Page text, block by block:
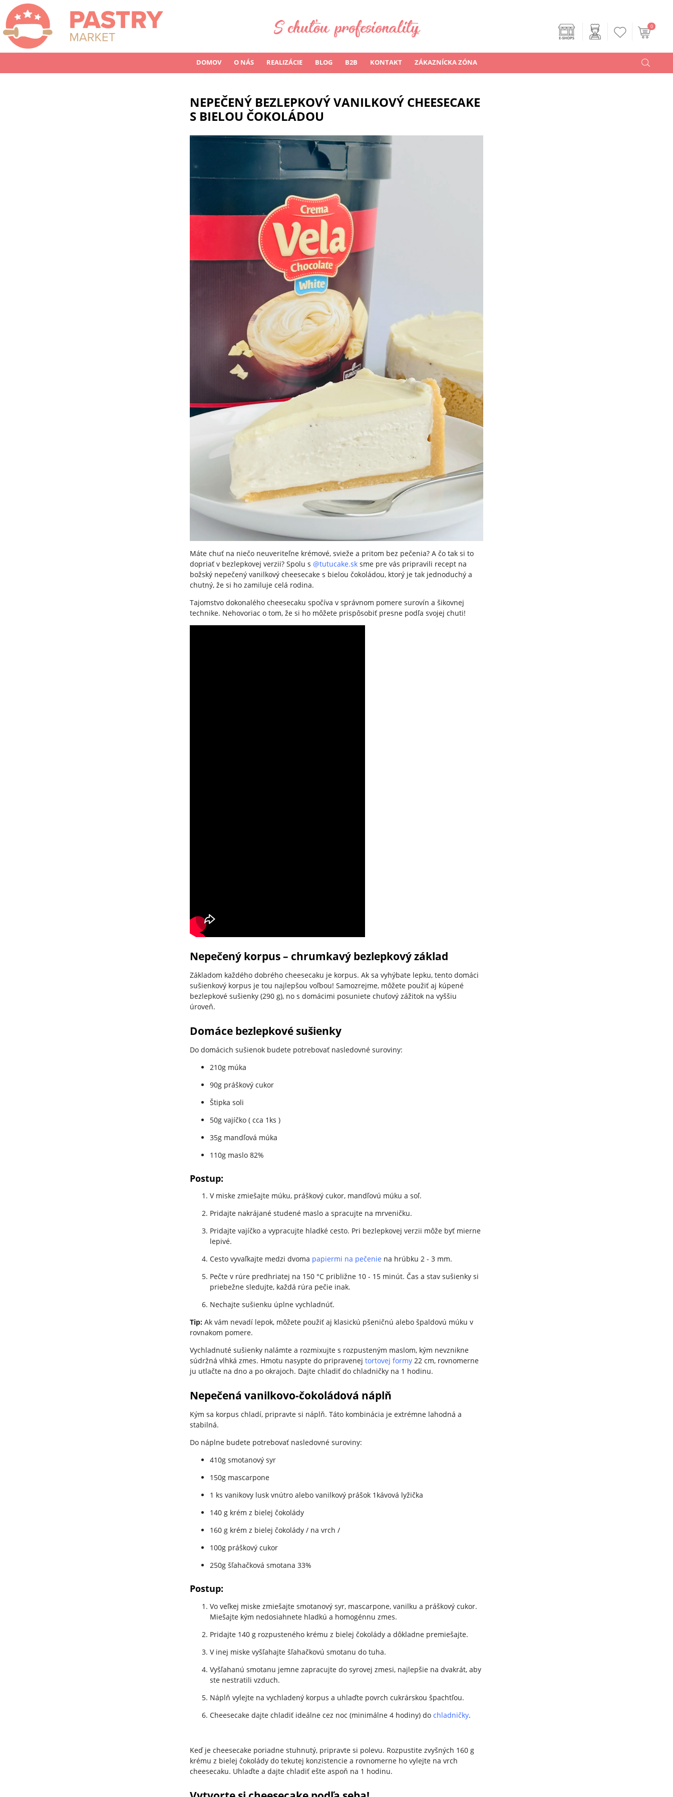
DOMOV O NÁS REALIZÁCIE BLOG B2B KONTAKT ZÁKAZNÍCKA ZÓNA
0
NEPEČENÝ BEZLEPKOVÝ VANILKOVÝ CHEESECAKE
S BIELOU ČOKOLÁDOU
Máte chuť na niečo neuveriteľne krémové, svieže a pritom bez pečenia? A čo tak si to
dopriať v bezlepkovej verzii? Spolu s@tutucake.sk sme pre vás pripravili recept na
božský nepečený vanilkový cheesecake s bielou čokoládou, ktorý je tak jednoduchý a
chutný, že si ho zamiluje celá rodina.
Tajomstvo dokonalého cheesecaku spočíva v správnom pomere surovín a šikovnej
technike. Nehovoriac o tom, že si ho môžete prispôsobiť presne podľa svojej chuti!
Nepečený korpus – chrumkavý bezlepkový základ
Základom každého dobrého cheesecaku je korpus. Ak sa vyhýbate lepku, tento domáci
sušienkový korpus je tou najlepšou voľbou! Samozrejme, môžete použiť aj kúpené
bezlepkové sušienky (290 g), no s domácimi posuniete chuťový zážitok na vyššiu
úroveň.
Domáce bezlepkové sušienky
Do domácich sušienok budete potrebovať nasledovné suroviny:
210g múka
90g práškový cukor
Štipka soli
50g vajíčko ( cca 1ks )
35g mandľová múka
110g maslo 82%
Postup:
V miske zmiešajte múku, práškový cukor, mandľovú múku a soľ.
Pridajte nakrájané studené maslo a spracujte na mrveničku.
Pridajte vajíčko a vypracujte hladké cesto. Pri bezlepkovej verzii môže byť mierne
lepivé.
Cesto vyvaľkajte medzi dvoma papiermi na pečenie na hrúbku 2 - 3 mm.
Pečte v rúre predhriatej na 150 °C približne 10 - 15 minút. Čas a stav sušienky si
priebežne sledujte, každá rúra pečie inak.
Nechajte sušienku úplne vychladnúť.
Tip: Ak vám nevadí lepok, môžete použiť aj klasickú pšeničnú alebo špaldovú múku v
rovnakom pomere.
Vychladnuté sušienky nalámte a rozmixujte s rozpusteným maslom, kým nevznikne
súdržná vlhká zmes. Hmotu nasypte do pripravenejtortovej formy 22 cm, rovnomerne
ju utlačte na dno a po okrajoch. Dajte chladiť do chladničky na 1 hodinu.
Nepečená vanilkovo-čokoládová náplň
Kým sa korpus chladí, pripravte si náplň. Táto kombinácia je extrémne lahodná a
stabilná.
Do náplne budete potrebovať nasledovné suroviny:
410g smotanový syr
150g mascarpone
1 ks vanikovy lusk vnútro alebo vanilkový prášok 1kávová lyžička
140 g krém z bielej čokolády
160 g krém z bielej čokolády / na vrch /
100g práškový cukor
250g šľahačková smotana 33%
Postup:
Vo veľkej miske zmiešajte smotanový syr, mascarpone, vanilku a práškový cukor.
Miešajte kým nedosiahnete hladkú a homogénnu zmes.
Pridajte 140 g rozpusteného krému z bielej čokolády a dôkladne premiešajte.
V inej miske vyšľahajte šľahačkovú smotanu do tuha.
Vyšľahanú smotanu jemne zapracujte do syrovej zmesi, najlepšie na dvakrát, aby
ste nestratili vzduch.
Náplň vylejte na vychladený korpus a uhlaďte povrch cukrárskou špachtľou.
Cheesecake dajte chladiť ideálne cez noc (minimálne 4 hodiny) dochladničky.
Keď je cheesecake poriadne stuhnutý, pripravte si polevu. Rozpustite zvyšných 160 g
krému z bielej čokolády do tekutej konzistencie a rovnomerne ho vylejte na vrch
cheesecaku. Uhlaďte a dajte chladiť ešte aspoň na 1 hodinu.